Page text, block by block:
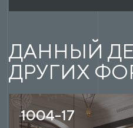
ДАННЫЙ
ДРУГИХ
1004-17